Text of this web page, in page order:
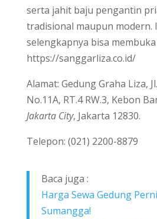
serta jahit baju pengantin
tradisional maupun modern.
selengkapnya bisa
https://sanggarliza.co.id/
Alamat: Gedung Graha Liza,
No.11A, RT.4 RW.3, Kebon
Jakarta City, Jakarta 12830.
Telepon: (021) 2200-8879
Baca juga :
Harga Sewa Gedung
Sumangga!